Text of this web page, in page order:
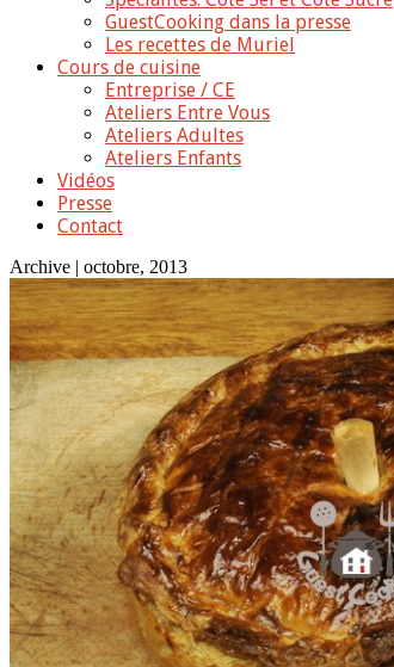
GuestCooking dans la presse
Les recettes de Muriel
Cours de cuisine
Entreprise / CE
Ateliers Entre Vous
Ateliers Adultes
Ateliers Enfants
Vidéos
Presse
Contact
Archive | octobre, 2013